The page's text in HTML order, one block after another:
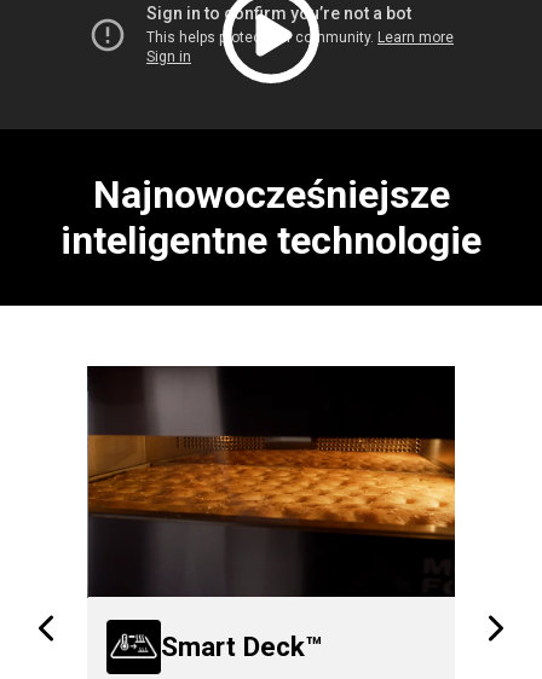
Najnowocześniejsze
inteligentne technologie
Smart Deck™